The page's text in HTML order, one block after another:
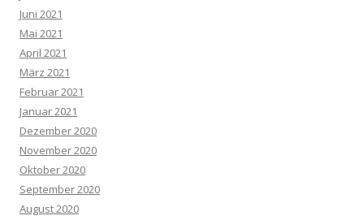
Juni 2021
Mai 2021
April 2021
März 2021
Februar 2021
Januar 2021
Dezember 2020
November 2020
Oktober 2020
September 2020
August 2020